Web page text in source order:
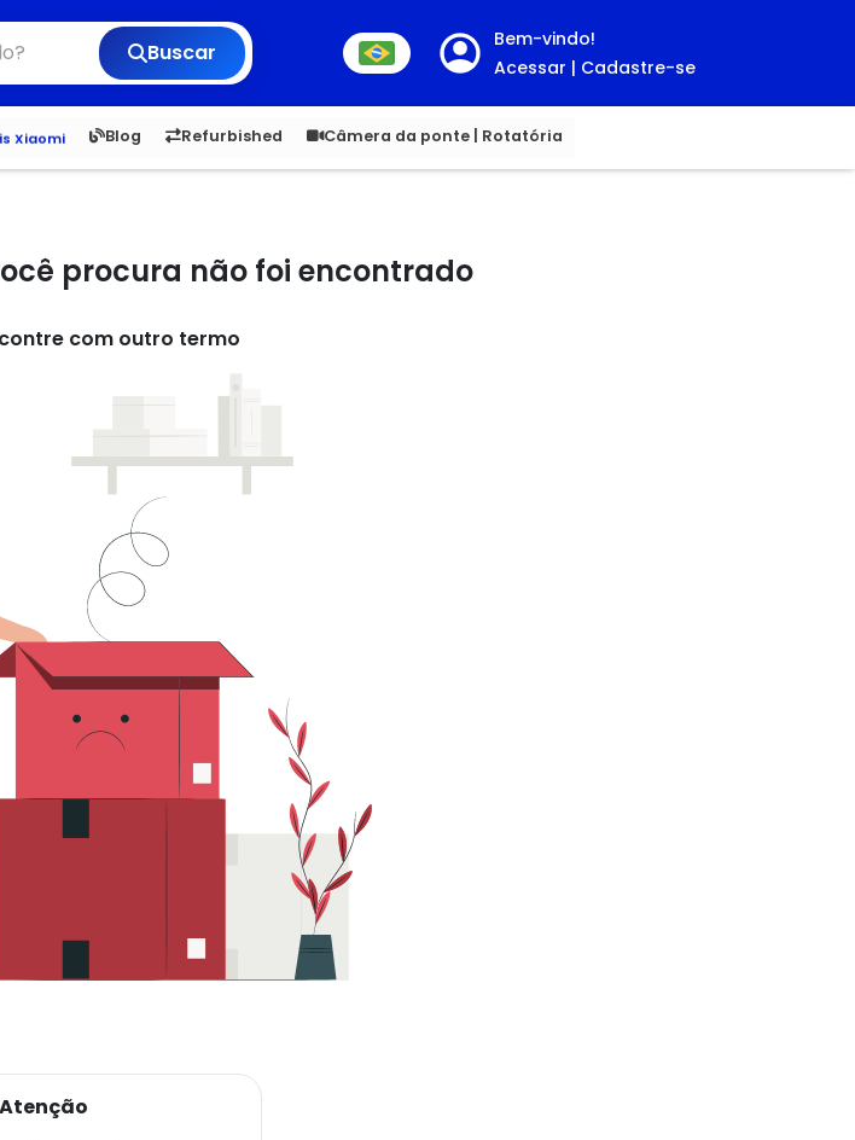
Buscar
Bem-vindo!
Acessar | Cadastre-se
Xiaomi
Blog Refurbished Câmera da ponte | Rotatória
6,050 5.22 1,900 1.00
procura não foi encontrado
com outro termo
Atenção